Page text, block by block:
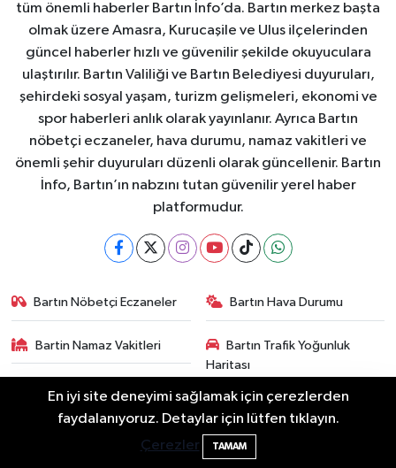
tüm önemli haberler Bartın İnfo’da. Bartın merkez başta
olmak üzere Amasra, Kurucaşile ve Ulus ilçelerinden
güncel haberler hızlı ve güvenilir şekilde okuyuculara
ulaştırılır. Bartın Valiliği ve Bartın Belediyesi duyuruları,
şehirdeki sosyal yaşam, turizm gelişmeleri, ekonomi ve
spor haberleri anlık olarak yayınlanır. Ayrıca Bartın
nöbetçi eczaneler, hava durumu, namaz vakitleri ve
önemli şehir duyuruları düzenli olarak güncellenir. Bartın
İnfo, Bartın’ın nabzını tutan güvenilir yerel haber
platformudur.
Bartın Nöbetçi Eczaneler Bartın Hava Durumu
Bartin Namaz Vakitleri
Bartın Trafik Yoğunluk
Haritası
Puan Durumu ve Fikstür Tüm Manşetler
Son Dakika Haberleri Haber Arşivi
En iyi site deneyimi sağlamak için çerezlerden
faydalanıyoruz. Detaylar için lütfen tıklayın.
Çerezler
TAMAM
10:43 Bartın Sahillerinde 2 Ayda 271 Kişi
Ölümden Döndü